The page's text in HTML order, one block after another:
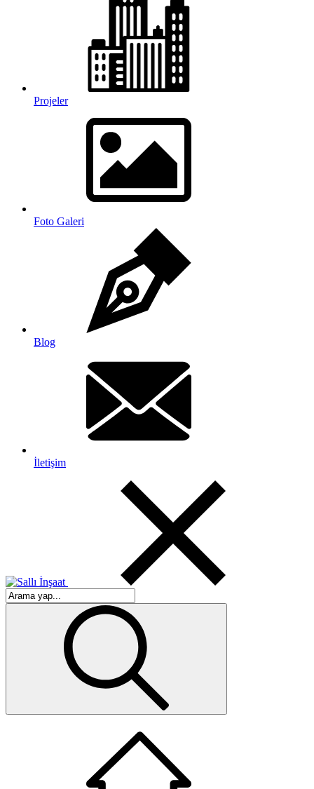
Projeler
Foto Galeri
Blog
İletişim